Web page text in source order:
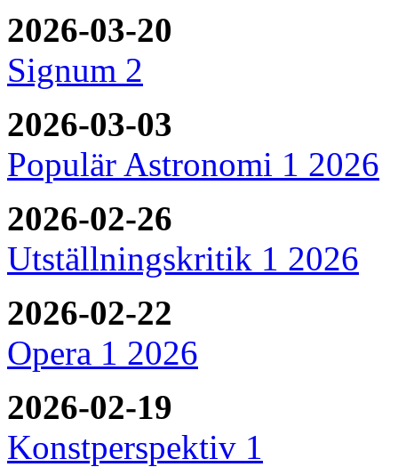
2026-03-20
Signum 2
2026-03-03
Populär Astronomi 1 2026
2026-02-26
Utställningskritik 1 2026
2026-02-22
Opera 1 2026
2026-02-19
Konstperspektiv 1